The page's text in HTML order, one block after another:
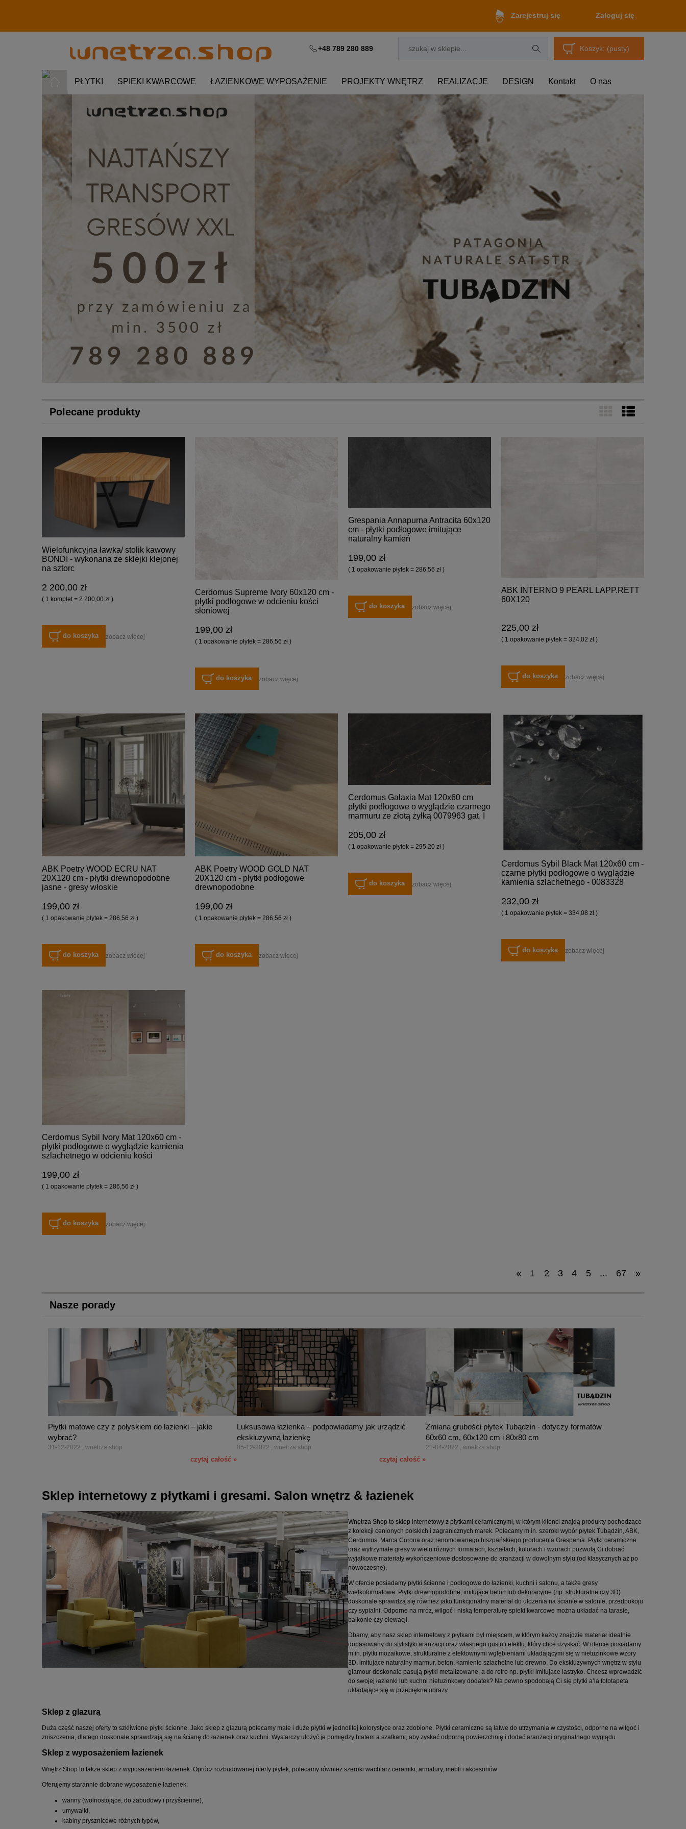
Zarejestruj się Zaloguj się
Koszyk: (pusty)
+48 789 280 889
PŁYTKI SPIEKI KWARCOWE ŁAZIENKOWE WYPOSAŻENIE PROJEKTY WNĘTRZ REALIZACJE DESIGN Kontakt O nas
Polecane produkty
Wielofunkcyjna ławka/ stolik kawowy
BONDI - wykonana ze sklejki klejonej
na sztorc
2 200,00 zł
( 1 komplet = 2 200,00 zł )
do koszyka zobacz więcej
Cerdomus Supreme Ivory 60x120 cm -
płytki podłogowe w odcieniu kości
słoniowej
199,00 zł
( 1 opakowanie płytek = 286,56 zł )
do koszyka zobacz więcej
Grespania Annapurna Antracita 60x120
cm - płytki podłogowe imitujące
naturalny kamień
199,00 zł
( 1 opakowanie płytek = 286,56 zł )
do koszyka zobacz więcej
ABK INTERNO 9 PEARL LAPP.RETT
60X120
225,00 zł
( 1 opakowanie płytek = 324,02 zł )
do koszyka zobacz więcej
ABK Poetry WOOD ECRU NAT
20X120 cm - płytki drewnopodobne
jasne - gresy włoskie
199,00 zł
( 1 opakowanie płytek = 286,56 zł )
do koszyka zobacz więcej
ABK Poetry WOOD GOLD NAT
20X120 cm - płytki podłogowe
drewnopodobne
199,00 zł
( 1 opakowanie płytek = 286,56 zł )
do koszyka zobacz więcej
Cerdomus Galaxia Mat 120x60 cm
płytki podłogowe o wyglądzie czarnego
marmuru ze złotą żyłką 0079963 gat. I
205,00 zł
( 1 opakowanie płytek = 295,20 zł )
do koszyka zobacz więcej
Cerdomus Sybil Black Mat 120x60 cm -
czarne płytki podłogowe o wyglądzie
kamienia szlachetnego - 0083328
232,00 zł
( 1 opakowanie płytek = 334,08 zł )
do koszyka zobacz więcej
Cerdomus Sybil Ivory Mat 120x60 cm -
płytki podłogowe o wyglądzie kamienia
szlachetnego w odcieniu kości
199,00 zł
( 1 opakowanie płytek = 286,56 zł )
do koszyka zobacz więcej
« 1 2 3 4 5 ... 67 »
Nasze porady
Płytki matowe czy z połyskiem do łazienki – jakie
wybrać?
31-12-2022 , wnetrza.shop
czytaj całość »
Luksusowa łazienka – podpowiadamy jak urządzić
ekskluzywną łazienkę
05-12-2022 , wnetrza.shop
czytaj całość »
Zmiana grubości płytek Tubądzin - dotyczy formatów
60x60 cm, 60x120 cm i 80x80 cm
21-04-2022 , wnetrza.shop
Sklep internetowy z płytkami i gresami. Salon wnętrz & łazienek
Wnętrza Shop to sklep internetowy z płytkami ceramicznymi, w którym klienci znajdą produkty pochodzące
z kolekcji cenionych polskich i zagranicznych marek. Polecamy m.in. szeroki wybór płytek Tubądzin, ABK,
Cerdomus, Marca Corona oraz renomowanego hiszpańskiego producenta Grespania. Płytki ceramiczne
oraz wytrzymałe gresy w wielu różnych formatach, kształtach, kolorach i wzorach pozwolą Ci dobrać
wyjątkowe materiały wykończeniowe dostosowane do aranżacji w dowolnym stylu (od klasycznych aż po
nowoczesne).
W ofercie posiadamy płytki ścienne i podłogowe do łazienki, kuchni i salonu, a także gresy
wielkoformatowe. Płytki drewnopodobne, imitujące beton lub dekoracyjne (np. strukturalne czy 3D)
doskonale sprawdzą się również jako funkcjonalny materiał do ułożenia na ścianie w salonie, przedpokoju
czy sypialni. Odporne na mróz, wilgoć i niską temperaturę spieki kwarcowe można układać na tarasie,
balkonie czy elewacji.
Dbamy, aby nasz sklep internetowy z płytkami był miejscem, w którym każdy znajdzie materiał idealnie
dopasowany do stylistyki aranżacji oraz własnego gustu i efektu, który chce uzyskać. W ofercie posiadamy
m.in. płytki mozaikowe, strukturalne z efektownymi wgłębieniami układającymi się w nietuzinkowe wzory
3D, imitujące naturalny marmur, beton, kamienie szlachetne lub drewno. Do ekskluzywnych wnętrz w stylu
glamour doskonale pasują płytki metalizowane, a do retro np. płytki imitujące lastryko. Chcesz wprowadzić
do swojej łazienki lub kuchni nietuzinkowy dodatek? Na pewno spodobają Ci się płytki a’la fototapeta
układające się w przepiękne obrazy.
Sklep z glazurą
Duża część naszej oferty to szkliwione płytki ścienne. Jako sklep z glazurą polecamy małe i duże płytki w jednolitej kolorystyce oraz zdobione. Płytki ceramiczne są łatwe do utrzymania w czystości, odporne na wilgoć i
zniszczenia, dlatego doskonale sprawdzają się na ścianę do łazienek oraz kuchni. Wystarczy ułożyć je pomiędzy blatem a szafkami, aby zyskać odporną powierzchnię i dodać aranżacji oryginalnego wyglądu.
Sklep z wyposażeniem łazienek
Wnętrz Shop to także sklep z wyposażeniem łazienek. Oprócz rozbudowanej oferty płytek, polecamy również szeroki wachlarz ceramiki, armatury, mebli i akcesoriów.
Oferujemy starannie dobrane wyposażenie łazienek:
wanny (wolnostojące, do zabudowy i przyścienne),
umywalki,
kabiny prysznicowe różnych typów,